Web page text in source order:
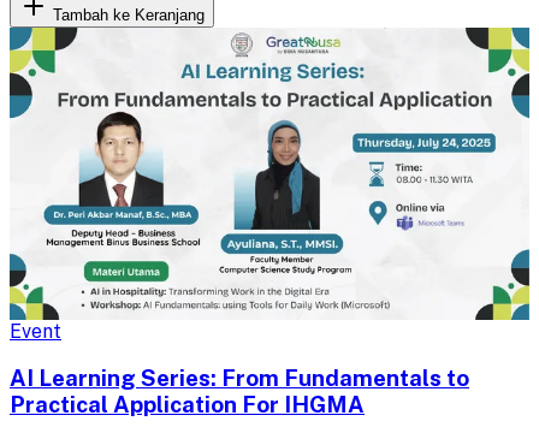
Tambah ke Keranjang
Event
AI Learning Series: From Fundamentals to
Practical Application For IHGMA